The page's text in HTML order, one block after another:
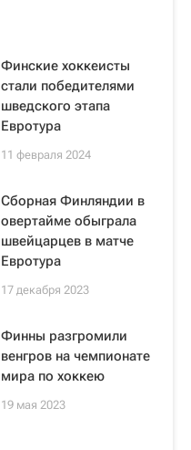
Финские хоккеисты
стали победителями
шведского этапа
Евротура
11 февраля 2024
Сборная Финляндии в
овертайме обыграла
швейцарцев в матче
Евротура
17 декабря 2023
Финны разгромили
венгров на чемпионате
мира по хоккею
19 мая 2023